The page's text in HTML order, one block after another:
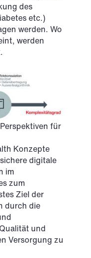
des
etc.)
werden. Wo
werden
für
Konzepte
digitale
im
zum
Ziel der
durch die
und
Versorgung zu